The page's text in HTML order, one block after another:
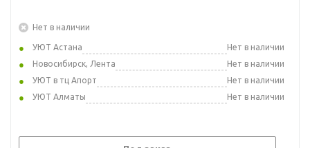
Нет в наличии
УЮТ Астана
Нет в наличии
Новосибирск, Лента
Нет в наличии
УЮТ в тц Апорт
Нет в наличии
УЮТ Алматы
Нет в наличии